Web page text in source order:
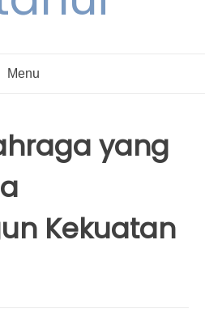
Menu
yang
Kekuatan